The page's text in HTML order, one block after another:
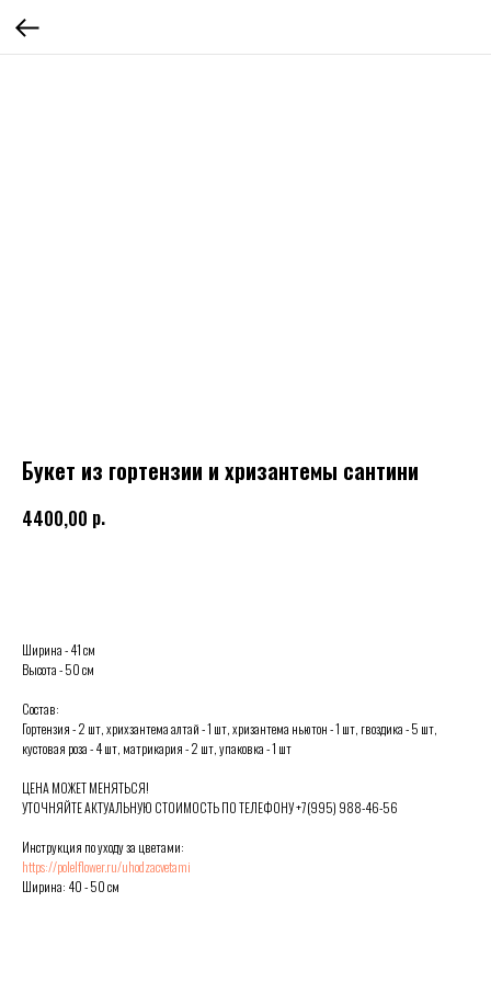
Букет из гортензии и хризантемы сантини
4400,00 р.
Ширина - 41 см
Высота - 50 см
Состав:
Гортензия - 2 шт, хрихзантема алтай - 1 шт, хризантема ньютон - 1 шт, гвоздика - 5 шт,
кустовая роза - 4 шт, матрикария - 2 шт, упаковка - 1 шт
ЦЕНА МОЖЕТ МЕНЯТЬСЯ!
УТОЧНЯЙТЕ АКТУАЛЬНУЮ СТОИМОСТЬ ПО ТЕЛЕФОНУ +7(995) 988-46-56
Инструкция по уходу за цветами:
https://polelflower.ru/uhodzacvetami
Ширина: 40 - 50 см